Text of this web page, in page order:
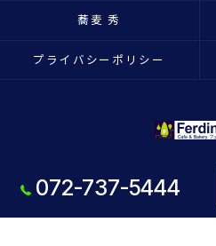
072-737-5444
蕎麦 秀
プライバシーポリシー
© 2026 大阪府池田市のパン屋ならフェル